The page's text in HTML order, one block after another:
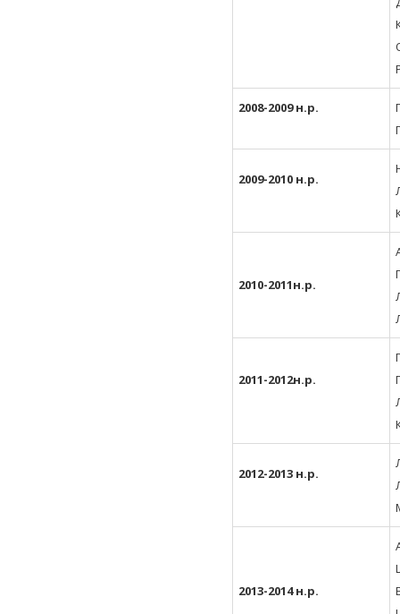
2008-2009 н.р.
2009-2010 н.р.
2010-2011н.р.
2011-2012н.р.
2012-2013 н.р.
2013-2014 н.р.